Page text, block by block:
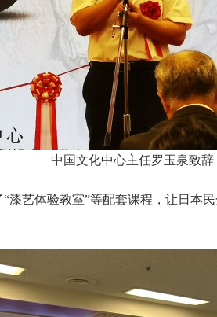
中国文化中心主任罗玉泉致辞
漆艺体验教室”等配套课程，让日本